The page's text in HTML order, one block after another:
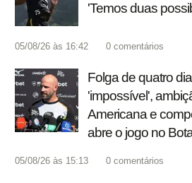
'Temos duas
05/08/26 às 16:42 0 comentários
Folga de quatro
'impossível',
Americana e
abre o jogo no
05/08/26 às 15:13 0 comentários